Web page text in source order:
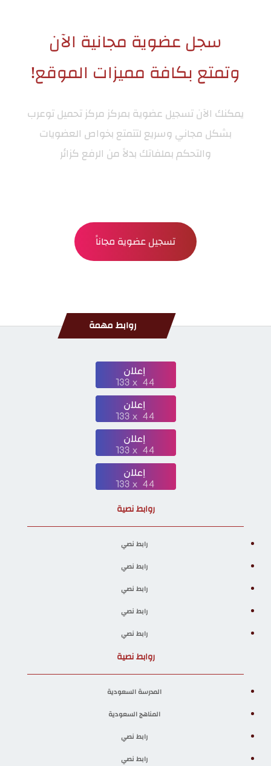
سجل عضوية مجانية الآن
وتمتع بكافة مميزات الموقع!
يمكنك الآن تسجيل عضوية بمركزمركز تحميل توعرب
بشكل مجاني وسريع لتتمتع بخواص العضويات
والتحكم بملفاتك بدلاً من الرفع كزائر
تسجيل عضوية مجاناً
روابط مهمة
روابط نصية
رابط نصي
رابط نصي
رابط نصي
رابط نصي
رابط نصي
روابط نصية
المدرسة السعودية
المناهج السعودية
رابط نصي
رابط نصي